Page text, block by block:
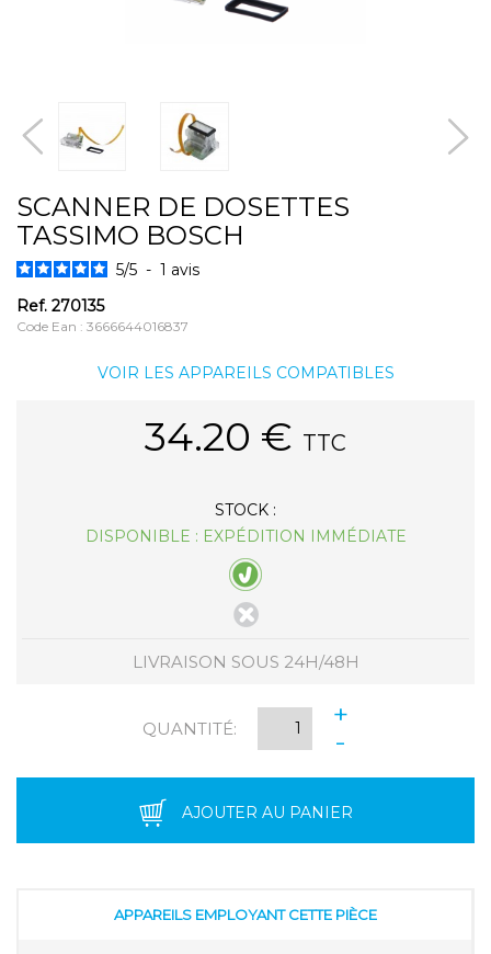
SCANNER DE DOSETTES
TASSIMO BOSCH
5/5 - 1 avis
Ref. 270135
Code Ean : 3666644016837
VOIR LES APPAREILS COMPATIBLES
34.20 € TTC
STOCK :
DISPONIBLE : EXPÉDITION IMMÉDIATE
LIVRAISON SOUS 24H/48H
QUANTITÉ:
+
-
AJOUTER AU PANIER
APPAREILS EMPLOYANT CETTE PIÈCE